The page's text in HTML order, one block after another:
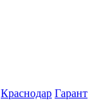
Краснодар Гарант